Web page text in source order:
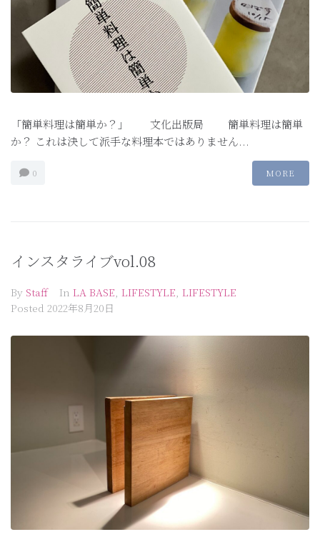
「簡単料理は簡単か？」 文化出版局 簡単料理は簡単
か？ これは決して派手な料理本ではありません...
0 MORE
インスタライブvol.08
By Staff In LA BASE, LIFESTYLE, LIFESTYLE
Posted 2022年8月20日